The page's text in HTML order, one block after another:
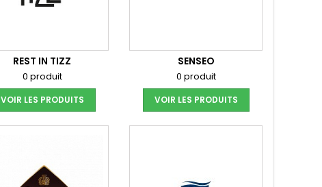
REST IN TIZZ
0 produit
VOIR LES PRODUITS
SENSEO
0 produit
VOIR LES PRODUITS